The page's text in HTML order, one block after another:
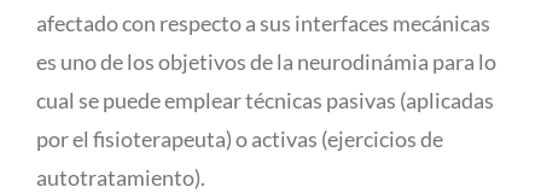
afectado con respecto a sus interfaces mecánicas
es uno de los objetivos de la neurodinámia para lo
cual se puede emplear técnicas pasivas (aplicadas
por el fisioterapeuta) o activas (ejercicios de
autotratamiento).